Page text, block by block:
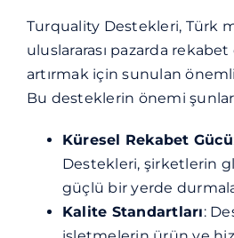
Turquality Destekleri, Türk
uluslararası pazarda
artırmak için sunulan
Bu desteklerin önemi
Küresel Rekabet Gücü
Destekleri, şirketlerin
güçlü bir yerde
Kalite Standartları: